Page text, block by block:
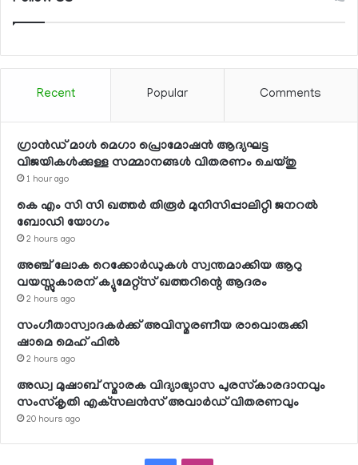
Recent Popular Comments
ഗ്രാന്‍ഡ് മാള്‍ മെഗാ പ്രൊമോഷന്‍ ആദ്യഘട്ട
വിജയികള്‍ക്കുള്ള സമ്മാനങ്ങള്‍ വിതരണം ചെയ്തു
1 hour ago
കെ എം സി സി ഖത്തര്‍ തിരൂര്‍ മുനിസിപ്പാലിറ്റി ജനറല്‍
ബോഡി യോഗം
2 hours ago
അഞ്ച് ലോക റെക്കോര്‍ഡുകള്‍ സ്വന്തമാക്കിയ ആറു
വയസ്സുകാരന് ക്യുമേറ്റ്‌സ് ഖത്തറിന്റെ ആദരം
2 hours ago
സംഗീതാസ്വാദകര്‍ക്ക് അവിസ്മരണീയ രാവൊരുക്കി
ഷാമെ മെഹ് ഫില്‍
2 hours ago
അഡ്വ മുഷാബ് സ്മാരക വിദ്യാഭ്യാസ പുരസ്‌കാരദാനവും
സംസ്‌കൃതി എക്‌സലന്‍സ് അവാര്‍ഡ് വിതരണവും
20 hours ago